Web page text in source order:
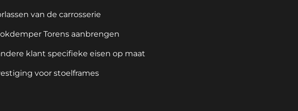
van de carrosserie
Torens aanbrengen
klant specifieke eisen op maat
voor stoelframes